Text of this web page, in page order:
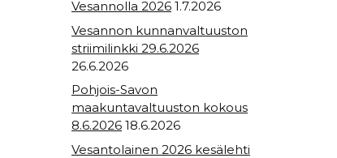
Vesannolla 2026 1.7.2026
Vesannon kunnanvaltuuston
striimilinkki 29.6.2026
26.6.2026
Pohjois-Savon
maakuntavaltuuston kokous
8.6.2026 18.6.2026
Vesantolainen 2026 kesälehti